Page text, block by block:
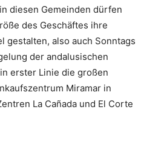
diesen Gemeinden dürfen
des Geschäftes ihre
gestalten, also auch Sonntags
der andalusischen
erster Linie die großen
Miramar in
La Cañada und El Corte